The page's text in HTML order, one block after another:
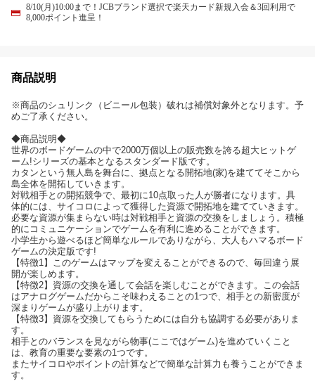
8/10(月)10:00まで！JCBブランド選択で楽天カード新規入会＆3回利用で
8,000ポイント進呈！
商品説明
※商品のシュリンク（ビニール包装）破れは補償対象外となります。予
めご了承ください。
◆商品説明◆
世界のボードゲームの中で2000万個以上の販売数を誇る超大ヒットゲ
ーム!シリーズの基本となるスタンダード版です。
カタンという無人島を舞台に、拠点となる開拓地(家)を建ててそこから
島全体を開拓していきます。
対戦相手との開拓競争で、最初に10点取った人が勝者になります。具
体的には、サイコロによって獲得した資源で開拓地を建てていきます。
必要な資源が集まらない時は対戦相手と資源の交換をしましょう。積極
的にコミュニケーションでゲームを有利に進めることができます。
小学生から遊べるほど簡単なルールでありながら、大人もハマるボード
ゲームの決定版です!
【特徴1】このゲームはマップを変えることができるので、毎回違う展
開が楽しめます。
【特徴2】資源の交換を通して会話を楽しむことができます。この会話
はアナログゲームだからこそ味わえることの1つで、相手との新密度が
深まりゲームが盛り上がります。
【特徴3】資源を交換してもらうためには自分も協調する必要がありま
す。
相手とのバランスを見ながら物事(ここではゲーム)を進めていくこと
は、教育の重要な要素の1つです。
またサイコロやポイントの計算などで簡単な計算力も養うことができま
す。